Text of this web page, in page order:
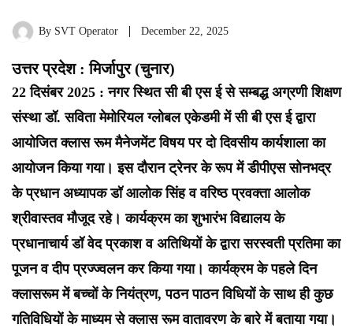
By SVT Operator December 22, 2025
उत्तर प्रदेश : मिर्जापुर (चुनार)
22 दिसंबर 2025 : नगर स्थित सी बी एस ई से सम्बद्ध अग्रणी शिक्षण
संस्था डॉ. सविता मेमोरियल ग्लोबल एकेडमी में सी बी एस ई द्वारा
आयोजित क्लास रूम मैनेजमेंट विषय पर दो दिवसीय कार्यशाला का
आयोजन किया गया। इस दौरान ट्रेनर के रूप में डीपीएस सोनभद्र
के प्रधान अध्यापक डॉ आलोक सिंह व वरिष्ठ प्रवक्ता आलोक
श्रीवास्तव मौजूद रहे। कार्यक्रम का शुभारंभ विद्यालय के
प्रधानाचार्य डॉ वेद प्रकाश व अतिथियों के द्वारा सरस्वती प्रतिमा का
पूजन व दीप प्रज्ज्वलन कर किया गया। कार्यक्रम के पहले दिन
क्लासरूम में बच्चों के नियंत्रण, पठन पाठन विधियों के साथ ही कुछ
गतिविधियों के माध्यम से क्लास रूम वातावरण के बारे में बताया गया।